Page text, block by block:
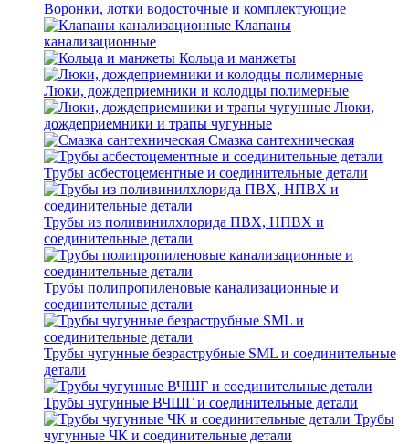
Воронки, лотки водосточные и комплектующие
Клапаны
канализационные
Кольца и манжеты
Люки, дождеприемники и колодцы полимерные
Люки,
дождеприемники и трапы чугунные
Смазка сантехническая
Трубы асбестоцементные и соединительные детали
Трубы из поливинилхлорида ПВХ, НПВХ и
соединительные детали
Трубы полипропиленовые канализационные и
соединительные детали
Трубы чугунные безраструбные SML и соединительные
детали
Трубы чугунные ВЧШГ и соединительные детали
Трубы
чугунные ЧК и соединительные детали